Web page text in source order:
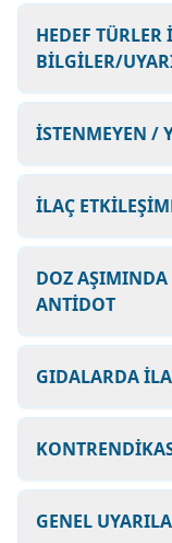
HEDEF
BİLGİLER/
İSTENMEYEN /
İLAÇ
DOZ AŞIMINDA
ANTİDOT
GIDALARDA
GENEL